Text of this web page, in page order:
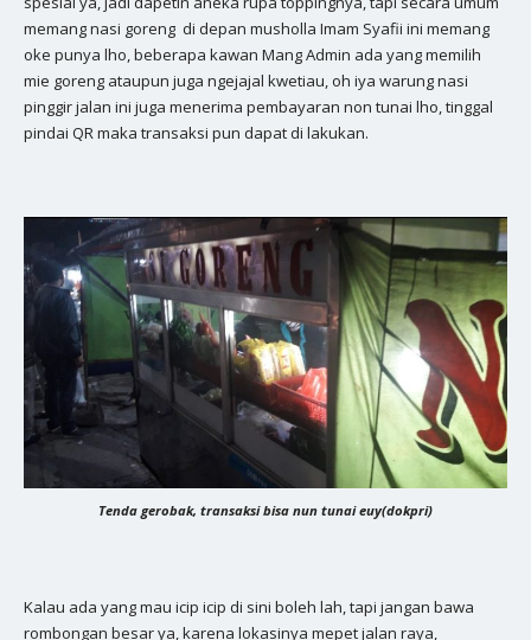
memang nasi goreng di depan musholla Imam Syafii ini memang
oke punya lho, beberapa kawan Mang Admin ada yang memilih
mie goreng ataupun juga ngejajal kwetiau, oh iya warung nasi
pinggir jalan ini juga menerima pembayaran non tunai lho, tinggal
pindai QR maka transaksi pun dapat di lakukan.
Tenda gerobak, transaksi bisa nun tunai euy(dokpri)
Kalau ada yang mau icip icip di sini boleh lah, tapi jangan bawa
rombongan besar ya, karena lokasinya mepet jalan raya,